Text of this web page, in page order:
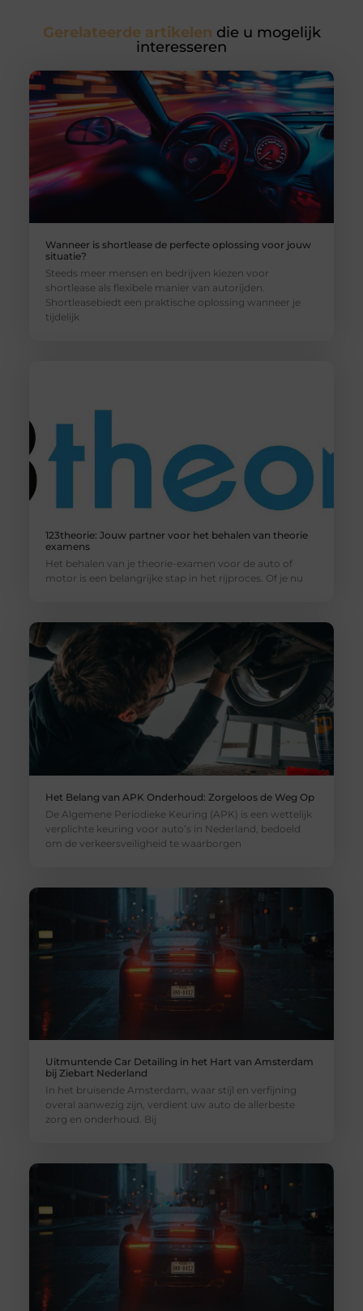
Gerelateerde artikelen die u mogelijk
interesseren
Wanneer is shortlease de perfecte oplossing voor jouw
situatie?
Steeds meer mensen en bedrijven kiezen voor
shortlease als flexibele manier van autorijden.
Shortleasebiedt een praktische oplossing wanneer je
tijdelijk
123theorie: Jouw partner voor het behalen van theorie
examens
Het behalen van je theorie-examen voor de auto of
motor is een belangrijke stap in het rijproces. Of je nu
Het Belang van APK Onderhoud: Zorgeloos de Weg Op
De Algemene Periodieke Keuring (APK) is een wettelijk
verplichte keuring voor auto’s in Nederland, bedoeld
om de verkeersveiligheid te waarborgen
Uitmuntende Car Detailing in het Hart van Amsterdam
bij Ziebart Nederland
In het bruisende Amsterdam, waar stijl en verfijning
overal aanwezig zijn, verdient uw auto de allerbeste
zorg en onderhoud. Bij